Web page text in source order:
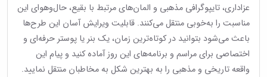
عزاداری، تایپوگرافی مذهبی و المان‌های مرتبط با بقیع، حال‌وهوای این
مناسبت را به‌خوبی منتقل می‌کنند. قابلیت ویرایش آسان این طرح‌ها
باعث می‌شود بتوانید در کوتاه‌ترین زمان، یک بنر یا پوستر حرفه‌ای و
اختصاصی برای مراسم و برنامه‌های این روز آماده کنید و پیام این
واقعه تاریخی و مذهبی را به بهترین شکل به مخاطبان منتقل نمایید.